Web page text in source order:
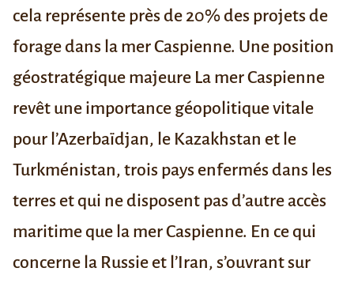
cela représente près de 20% des projets de
forage dans la mer Caspienne. Une position
géostratégique majeure La mer Caspienne
revêt une importance géopolitique vitale
pour l’Azerbaïdjan, le Kazakhstan et le
Turkménistan, trois pays enfermés dans les
terres et qui ne disposent pas d’autre accès
maritime que la mer Caspienne. En ce qui
concerne la Russie et l’Iran, s’ouvrant sur